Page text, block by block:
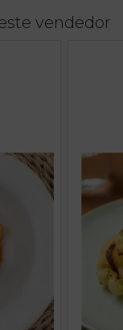
vendedor